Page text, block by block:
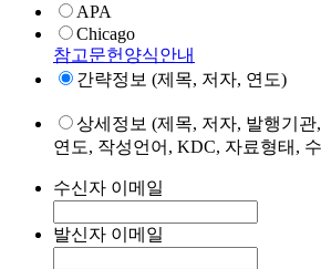
APA
Chicago
참고문헌양식안내
간략정보 (제목, 저자, 연도)
상세정보 (제목, 저자, 발행기
연도, 작성언어, KDC, 자료형태,
수신자 이메일
발신자 이메일